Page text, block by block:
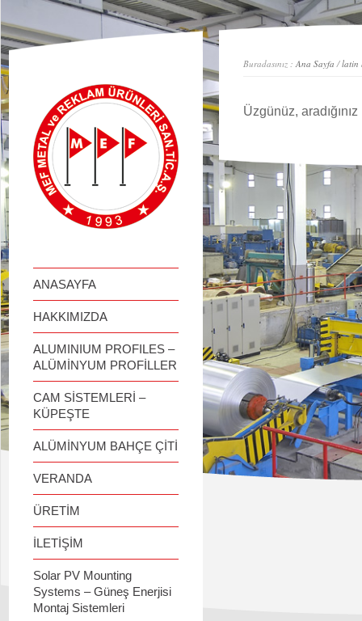
займ онлайн
ANASAYFA
HAKKIMIZDA
ALUMINIUM PROFILES –
ALÜMİNYUM PROFİLLER
CAM SİSTEMLERİ –
KÜPEŞTE
ALÜMİNYUM BAHÇE ÇİTİ
VERANDA
ÜRETİM
İLETİŞİM
Solar PV Mounting
Systems – Güneş Enerjisi
Montaj Sistemleri
Buradasınız :Ana Sayfa /latin
Üzgünüz,